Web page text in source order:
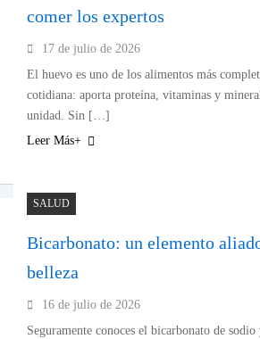
comer los expertos
17 de julio de 2026
El huevo es uno de los alimentos más
cotidiana: aporta proteína, vitaminas y
unidad. Sin […]
Leer Más+
SALUD
Bicarbonato: un elemento
belleza
16 de julio de 2026
Seguramente conoces el bicarbonato de